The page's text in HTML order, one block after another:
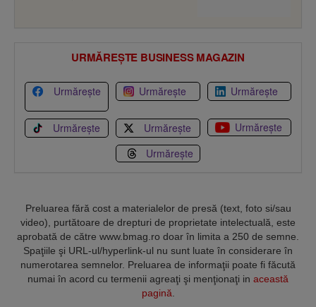
URMĂREȘTE BUSINESS MAGAZIN
Urmărește Urmărește Urmărește
Urmărește Urmărește
Urmărește
Urmărește
Preluarea fără cost a materialelor de presă (text, foto si/sau
video), purtătoare de drepturi de proprietate intelectuală, este
aprobată de către www.bmag.ro doar în limita a 250 de semne.
Spaţiile şi URL-ul/hyperlink-ul nu sunt luate în considerare în
numerotarea semnelor. Preluarea de informaţii poate fi făcută
numai în acord cu termenii agreaţi şi menţionaţi in această
pagină